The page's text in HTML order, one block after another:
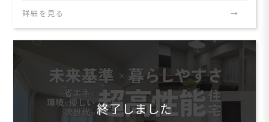
詳細を見る
終了しました